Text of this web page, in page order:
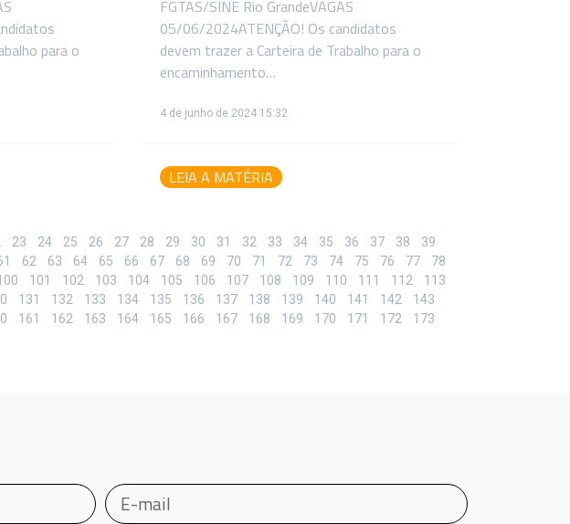
para o
FGTAS/SINE Rio GrandeVAGAS
05/06/2024ATENÇÃO! Os candidatos
devem trazer a Carteira de Trabalho para o
encaminhamento…
4 de junho de 2024 15:32
LEIA A MATÉRIA
23 24 25 26 27 28 29 30 31 32 33 34 35 36 37 38
39
62 63 64 65 66 67 68 69 70 71 72 73 74 75 76 77
78
101 102 103 104 105 106 107 108 109 110 111 112
113
131 132 133 134 135 136 137 138 139 140 141 142
143
161 162 163 164 165 166 167 168 169 170 171 172
173